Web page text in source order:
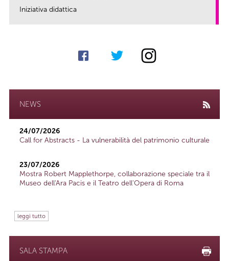
Iniziativa didattica
NEWS
24/07/2026
Call for Abstracts - La vulnerabilità del patrimonio culturale
23/07/2026
Mostra Robert Mapplethorpe, collaborazione speciale tra il
Museo dell'Ara Pacis e il Teatro dell'Opera di Roma
leggi tutto
SALA STAMPA